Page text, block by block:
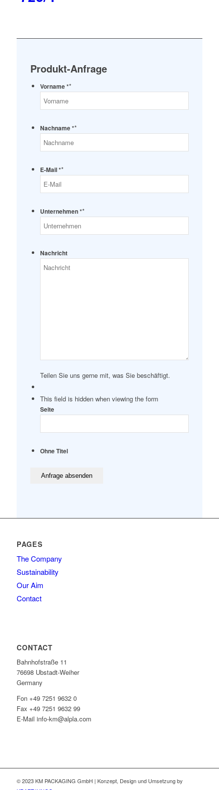
Produkt-Anfrage
Vorname **
Nachname **
E-Mail **
Unternehmen **
Nachricht
Teilen Sie uns gerne mit, was Sie beschäftigt.
This field is hidden when viewing the form
Seite
Ohne Titel
PAGES
The Company
Sustainability
Our Aim
Contact
CONTACT
Bahnhofstraße 11
76698 Ubstadt-Weiher
Germany
Fon +49 7251 9632 0
Fax +49 7251 9632 99
E-Mail info-km@alpla.com
© 2023 KM PACKAGING GmbH | Konzept, Design und Umsetzung by